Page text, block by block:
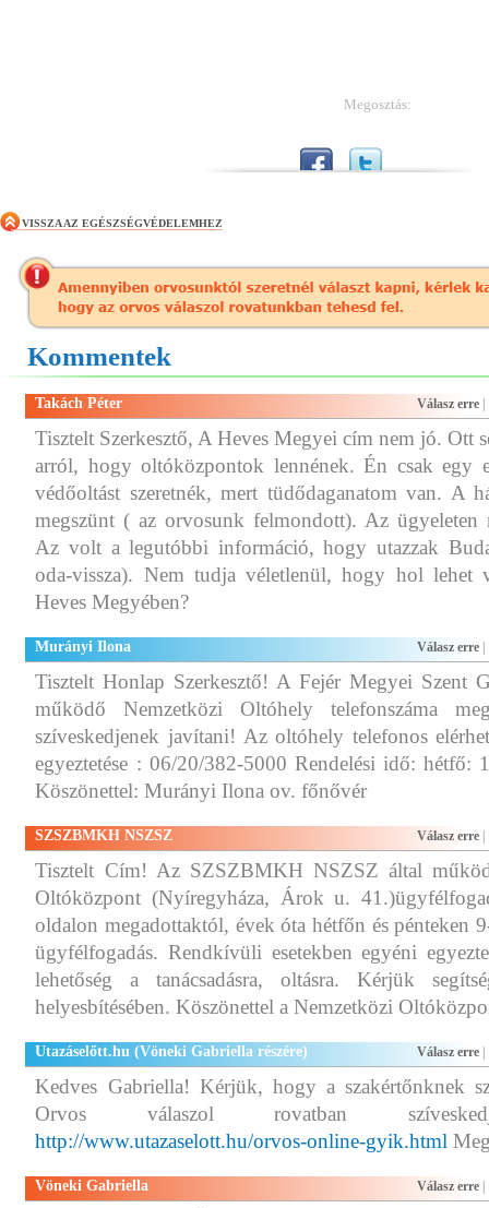
Megosztás:
VISSZA AZ EGÉSZSÉGVÉDELEMHEZ
Kommentek
Takách Péter Válasz erre
Tisztelt Szerkesztő, A Heves Megyei cím nem jó. Ott
arról, hogy oltóközpontok lennének. Én csak egy
védőoltást szeretnék, mert tüdődaganatom van. A
megszünt ( az orvosunk felmondott). Az ügyeleten
Az volt a legutóbbi információ, hogy utazzak
oda-vissza). Nem tudja véletlenül, hogy hol lehet
Heves Megyében?
Murányi Ilona Válasz erre
Tisztelt Honlap Szerkesztő! A Fejér Megyei Szent
működő Nemzetközi Oltóhely telefonszáma
szíveskedjenek javítani! Az oltóhely telefonos
egyeztetése : 06/20/382-5000 Rendelési idő: hétfő:
Köszönettel: Murányi Ilona ov. főnővér
SZSZBMKH NSZSZ Válasz erre
Tisztelt Cím! Az SZSZBMKH NSZSZ által
Oltóközpont (Nyíregyháza, Árok u.
oldalon megadottaktól, évek óta hétfőn és pénteken
ügyfélfogadás. Rendkívüli esetekben egyéni
lehetőség a tanácsadásra, oltásra. Kérjük
helyesbítésében. Köszönettel a Nemzetközi
Utazáselőtt.hu (Vöneki Gabriella részére) Válasz erre
Kedves Gabriella! Kérjük, hogy a szakértőnknek
Orvos válaszol rovatban
http://www.utazaselott.hu/orvos-online-gyik.html
Vöneki Gabriella Válasz erre